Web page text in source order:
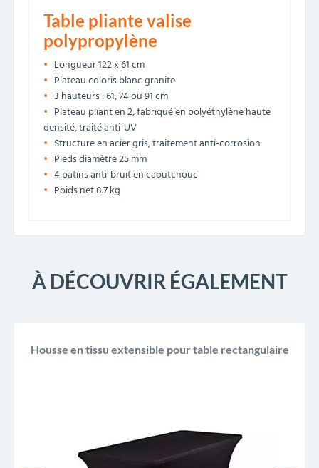
Table pliante valise
polypropylène
Longueur 122 x 61 cm
Plateau coloris blanc granite
3 hauteurs : 61, 74 ou 91 cm
Plateau pliant en 2, fabriqué en polyéthylène haute
densité, traité anti-UV
Structure en acier gris, traitement anti-corrosion
Pieds diamètre 25 mm
4 patins anti-bruit en caoutchouc
Poids net 8.7 kg
À DÉCOUVRIR ÉGALEMENT
Housse en tissu extensible pour table rectangulaire